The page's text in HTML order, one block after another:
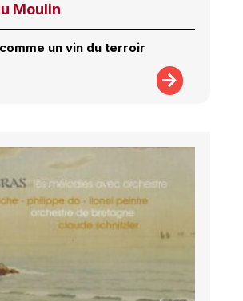
Moulin
un vin du terroir